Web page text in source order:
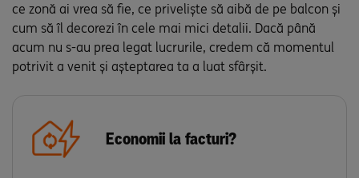
ce zonă ai vrea să fie, ce priveliște să aibă de pe balcon și
cum să îl decorezi în cele mai mici detalii. Dacă până
acum nu s-au prea legat lucrurile, credem că momentul
potrivit a venit și așteptarea ta a luat sfârșit.
Economii la facturi?